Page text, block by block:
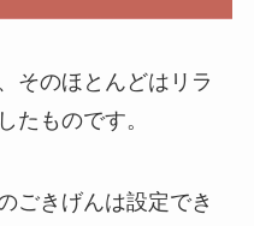
そのほとんどはリラ
たものです。
ごきげんは設定でき